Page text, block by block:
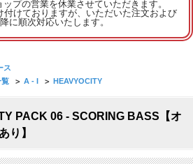
プの営業を休業させていただきます。
付けておりますが、いただいた注文および
に順次対応いたします。
ス
覧 > A - I > HEAVYOCITY
PACK 06 - SCORING BASS【オ
り】